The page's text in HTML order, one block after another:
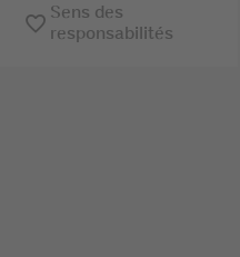
Sens des
responsabilités